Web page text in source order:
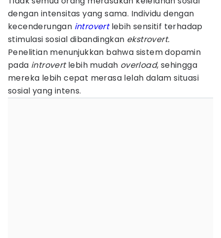
dengan intensitas yang sama. Individu dengan
kecenderungan introvert lebih sensitif terhadap
stimulasi sosial dibandingkan ekstrovert.
Penelitian menunjukkan bahwa sistem dopamin
pada introvertlebih mudah overload, sehingga
mereka lebih cepat merasa lelah dalam situasi
sosial yang intens.